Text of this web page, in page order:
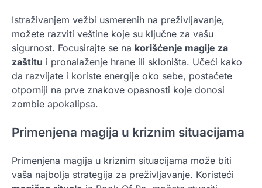
Istraživanjem vežbi usmerenih na preživljavanje,
možete razviti veštine koje su ključne za vašu
sigurnost. Focusirajte se na korišćenje magije za
zaštitu i pronalaženje hrane ili skloništa. Učeći kako
da razvijate i koriste energije oko sebe, postaćete
otporniji na prve znakove opasnosti koje donosi
zombie apokalipsa.
Primenjena magija u kriznim situacijama
Primenjena magija u kriznim situacijama može biti
vaša najbolja strategija za preživljavanje. Koristeći